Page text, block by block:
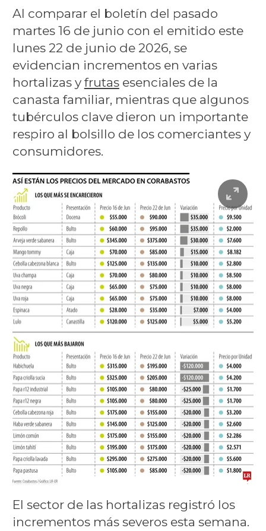
Al comparar el boletín del pasado
martes 16 de junio con el emitido este
lunes 22 de junio de 2026, se
evidencian incrementos en varias
hortalizas y frutasesenciales de la
canasta familiar, mientras que algunos
tubérculos clave dieron un importante
respiro al bolsillo de los comerciantes y
consumidores.
El sector de las hortalizas registró los
incrementos más severos esta semana.